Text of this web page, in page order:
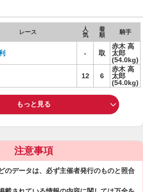
レース
人
気
着
順
騎手
- 取
赤木 高
太郎
(54.0kg)
12 6
赤木 高
太郎
(54.0kg)
もっと見る
注意事項
のデータは、必ず主催者発行のものと照合